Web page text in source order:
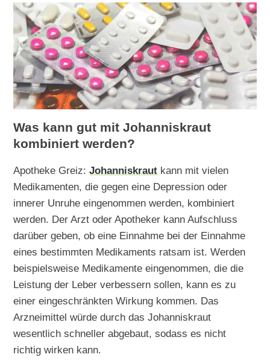
Was kann gut mit Johanniskraut
kombiniert werden?
Apotheke Greiz:Johanniskraut kann mit vielen
Medikamenten, die gegen eine Depression oder
innerer Unruhe eingenommen werden, kombiniert
werden. Der Arzt oder Apotheker kann Aufschluss
darüber geben, ob eine Einnahme bei der Einnahme
eines bestimmten Medikaments ratsam ist. Werden
beispielsweise Medikamente eingenommen, die die
Leistung der Leber verbessern sollen, kann es zu
einer eingeschränkten Wirkung kommen. Das
Arzneimittel würde durch das Johanniskraut
wesentlich schneller abgebaut, sodass es nicht
richtig wirken kann.